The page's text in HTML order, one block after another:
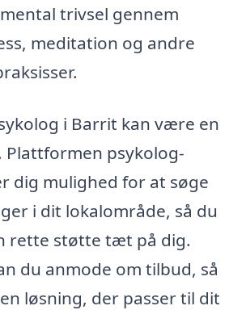
trivsel gennem
meditation og andre
i Barrit kan være en
Plattformen psykolog-
dig mulighed for at søge
i dit lokalområde, så du
rette støtte tæt på dig.
du anmode om tilbud, så
løsning, der passer til dit